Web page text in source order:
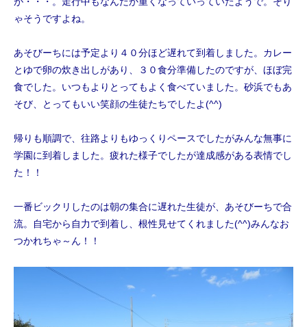
ゃそうですよね。
あそびーちには予定より４０分ほど遅れて到着しました。カレー
とゆで卵の炊き出しがあり、３０食分準備したのですが、ほぼ完
食でした。いつもよりとってもよく食べていました。砂浜でもあ
そび、とってもいい笑顔の生徒たちでしたよ(^^)
帰りも順調で、往路よりもゆっくりペースでしたがみんな無事に
学園に到着しました。疲れた様子でしたが達成感がある表情でし
た！！
一番ビックリしたのは朝の集合に遅れた生徒が、あそびーちで合
流。自宅から自力で到着し、根性見せてくれました(^^)みんなお
つかれちゃ～ん！！